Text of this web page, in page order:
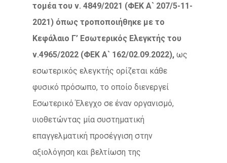
τομέα του ν. 4849/2021 (ΦΕΚ Α` 207/5-11-
2021) όπως τροποποιήθηκε με το
Κεφάλαιο Γ’ Εσωτερικός Ελεγκτής του
ν.4965/2022 (ΦΕΚ Α` 162/02.09.2022), ως
εσωτερικός ελεγκτής ορίζεται κάθε
φυσικό πρόσωπο, το οποίο διενεργεί
Εσωτερικό Έλεγχο σε έναν οργανισμό,
υιοθετώντας μία συστηματική
επαγγελματική προσέγγιση στην
αξιολόγηση και βελτίωση της